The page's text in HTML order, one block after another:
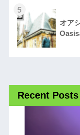
5
オア
Oasis
Recent Posts